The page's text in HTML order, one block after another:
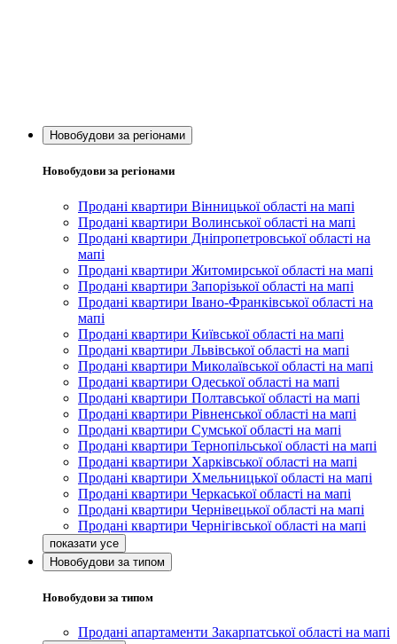
Новобудови за регіонами
Новобудови за регіонами
Продані квартири Вінницької області на мапі
Продані квартири Волинської області на мапі
Продані квартири Дніпропетровської області на
мапі
Продані квартири Житомирської області на мапі
Продані квартири Запорізької області на мапі
Продані квартири Івано-Франківської області на
мапі
Продані квартири Київської області на мапі
Продані квартири Львівської області на мапі
Продані квартири Миколаївської області на мапі
Продані квартири Одеської області на мапі
Продані квартири Полтавської області на мапі
Продані квартири Рівненської області на мапі
Продані квартири Сумської області на мапі
Продані квартири Тернопільської області на мапі
Продані квартири Харківської області на мапі
Продані квартири Хмельницької області на мапі
Продані квартири Черкаської області на мапі
Продані квартири Чернівецької області на мапі
Продані квартири Чернігівської області на мапі
Новобудови за типом
Новобудови за типом
Продані апартаменти Закарпатської області на мапі